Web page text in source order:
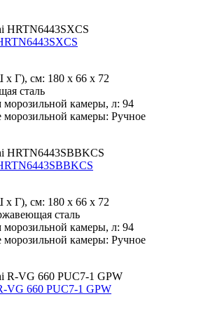
х Г), см: 180 х 66 х 72
сталь
камеры, л: 94
морозильной камеры: Ручное
х Г), см: 180 х 66 х 72
сталь
камеры, л: 94
морозильной камеры: Ручное
VG 660 PUC7-1 GPW